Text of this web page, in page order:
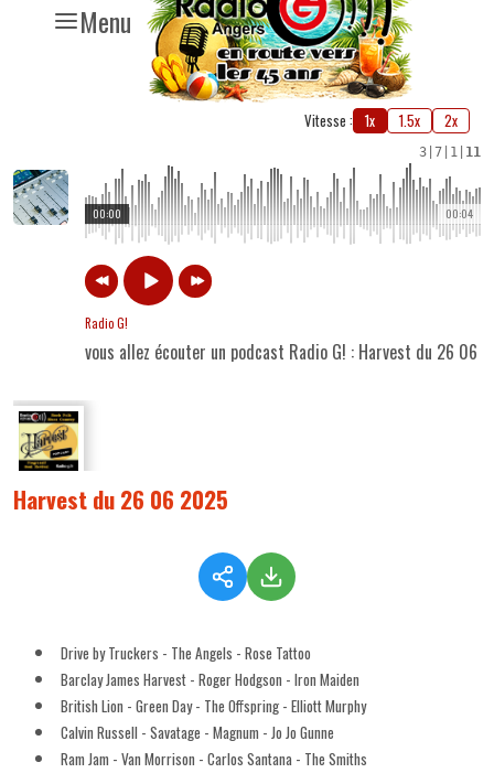
Menu
Vitesse : 1x 1.5x 2x
3 7 1 11
00:04
00:00
Radio G!
vous allez écouter un podcast Radio G! : Harvest du 26 06
Harvest du 26 06 2025
Drive by Truckers - The Angels - Rose Tattoo
Barclay James Harvest - Roger Hodgson - Iron Maiden
British Lion - Green Day - The Offspring - Elliott Murphy
Calvin Russell - Savatage - Magnum - Jo Jo Gunne
Ram Jam - Van Morrison - Carlos Santana - The Smiths